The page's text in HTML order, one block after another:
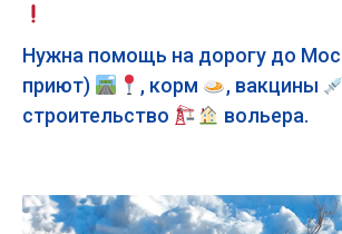
Нужна помощь на дорогу до
приют)
, корм , вакцины
строительство
вольера.